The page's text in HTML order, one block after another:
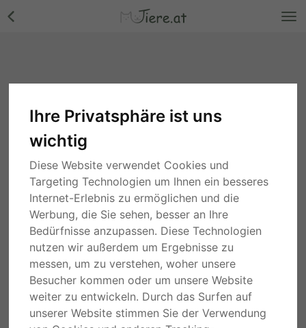
Ihre Privatsphäre ist uns
wichtig
Diese Website verwendet Cookies und
Targeting Technologien um Ihnen ein besseres
Internet-Erlebnis zu ermöglichen und die
Werbung, die Sie sehen, besser an Ihre
Bedürfnisse anzupassen. Diese Technologien
nutzen wir außerdem um Ergebnisse zu
messen, um zu verstehen, woher unsere
Besucher kommen oder um unsere Website
weiter zu entwickeln. Durch das Surfen auf
unserer Website stimmen Sie der Verwendung